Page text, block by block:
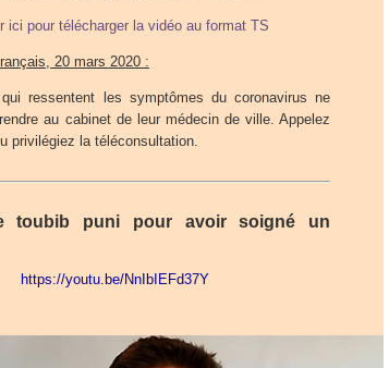
ici pour télécharger la vidéo au format TS
20 mars 2020 :
ressentent les symptômes du coronavirus ne
au cabinet de leur médecin de ville. Appelez
privilégiez la téléconsultation.
toubib puni pour avoir soigné un
https://youtu.be/NnIbIEFd37Y